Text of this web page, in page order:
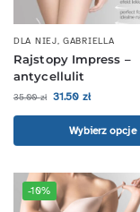
DLA NIEJ,GABRIELLA
Rajstopy Impress –
antycellulit
35.00zł 31.50 zł
Wybierz opcje
-10%